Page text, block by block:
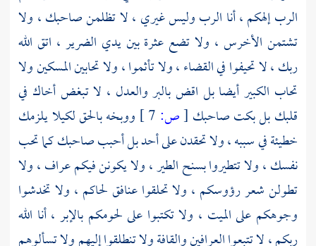
الرب إلهكم ، أنا الرب وليس غيري ، لا تظلمن صاحبك ، ولا
تشتمن الأخرس ، ولا تضع عثرة بين يدي الضرير ، اتق الله
ربك ، لا تحيفوا في القضاء ، ولا تأثموا ، ولا تحابين المسكين ولا
تحاب الكبير أيضا بل اقض بالبر والعدل ، لا تبغض أخاك في
قلبك بل بكت صاحبك [ص:
ووبخه بالحق لكيلا يلزمك
خطيئة في سببه ، ولا تحقدن على أحد بل أحبب صاحبك كما تحب
نفسك ، ولا تتطيروا بسنح الطير ، ولا يكونن فيكم عراف ، ولا
تطولن شعر رؤوسكم ، ولا تحلقوا عنافق لحاكم ، ولا تخدشوا
وجوهكم على الميت ، ولا تكتبوا على لحومكم بالإبر ، أنا الله
ربكم ، لا تتبعوا العرافين والقافة ولا تنطلقوا إليهم ولا تسألوهم